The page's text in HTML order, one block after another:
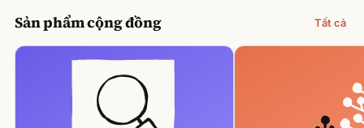
Sản phẩm cộng đồng Tất cả